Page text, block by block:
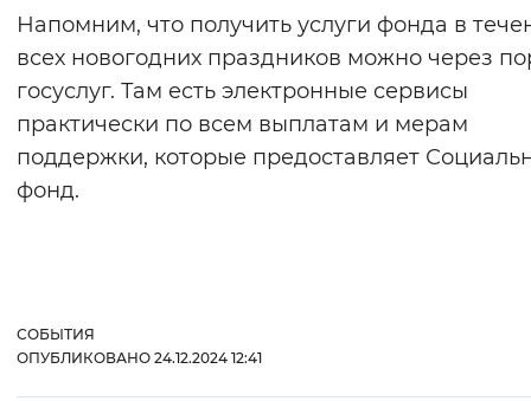
Напомним, что получить услуги фонда в
всех новогодних праздников можно через
госуслуг. Там есть электронные сервисы
практически по всем выплатам и мерам
поддержки, которые предоставляет
фонд.
СОБЫТИЯ
ОПУБЛИКОВАНО 24.12.2024 12:41